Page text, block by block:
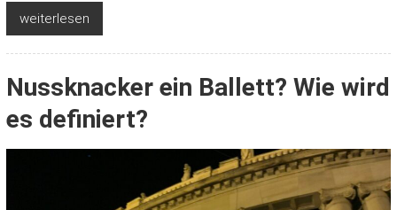
weiterlesen
Nussknacker ein Ballett? Wie wird
es definiert?